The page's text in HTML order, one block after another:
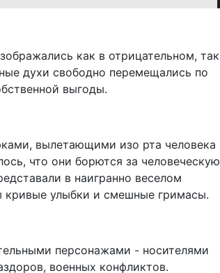
как в отрицательном, так
духи свободно перемещались по
выгоды.
вылетающими изо рта человека
что они борются за человеческую
в наигранно веселом
кривые улыбки и смешные гримасы.
персонажами - носителями
военных конфликтов.